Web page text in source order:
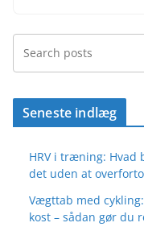
Seneste indlæg
HRV i træning: Hvad
det uden at
Vægttab med
kost – sådan gør du